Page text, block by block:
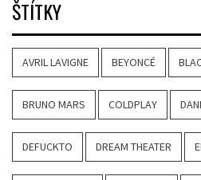
ŠTÍTKY
AVRIL LAVIGNE BEYONCÉ
BRUNO MARS COLDPLAY
DEFUCKTO DREAM THEATER